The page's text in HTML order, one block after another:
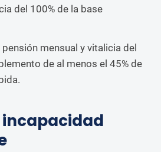
del 100% de la base
pensión mensual y vitalicia del
de al menos el 45% de